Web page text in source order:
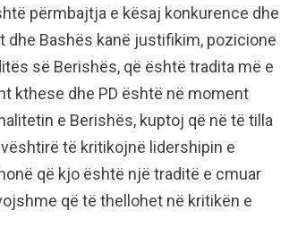
përmbajtja e kësaj konkurence dhe
dhe Bashës kanë justifikim, pozicione
së Berishës, që është tradita më e
kthese dhe PD është në moment
e Berishës, kuptoj që në të tilla
të kritikojnë lidershipin e
që kjo është një traditë e cmuar
që të thellohet në kritikën e